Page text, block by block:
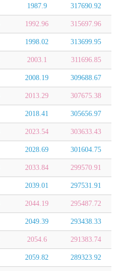
1987.9 317690.92
1992.96 315697.96
1998.02 313699.95
2003.1 311696.85
2008.19 309688.67
2013.29 307675.38
2018.41 305656.97
2023.54 303633.43
2028.69 301604.75
2033.84 299570.91
2039.01 297531.91
2044.19 295487.72
2049.39 293438.33
2054.6 291383.74
2059.82 289323.92